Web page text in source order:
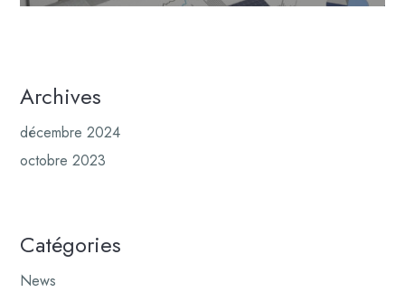
Archives
décembre 2024
octobre 2023
Catégories
News